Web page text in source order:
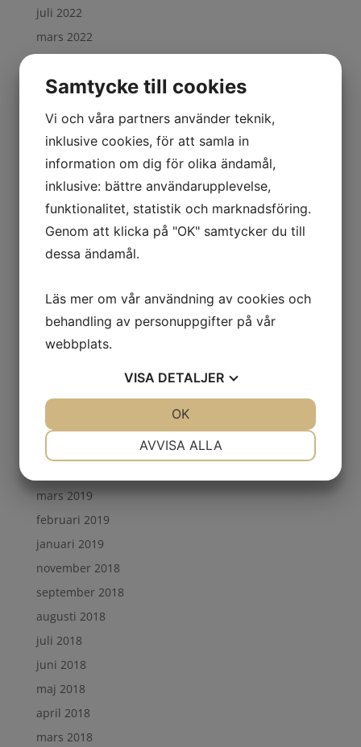
juli 2022
mars 2022
oktober 2021
september 2021
april 2021
februari 2021
november 2020
oktober 2020
september 2020
augusti 2020
april 2020
mars 2020
november 2019
september 2019
juni 2019
mars 2019
februari 2019
januari 2019
november 2018
september 2018
augusti 2018
juli 2018
juni 2018
maj 2018
april 2018
mars 2018
Samtycke till cookies
Vi och våra partners använder teknik,
inklusive cookies, för att samla in
information om dig för olika ändamål,
inklusive: bättre användarupplevelse,
funktionalitet, statistik och marknadsföring.
Genom att klicka på "OK" samtycker du till
dessa ändamål.
Läs mer om vår användning av cookies och
behandling av personuppgifter på vår
webbplats.
VISA DETALJER
MARKNADSFÖRING
AVVISA ALLA
OK